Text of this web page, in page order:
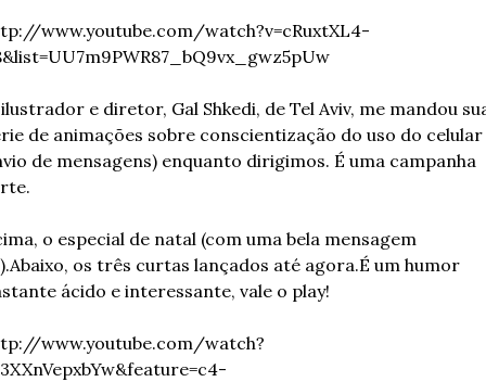
www.youtube.com/watch?v=cRuxtXL4-
e diretor, Gal Shkedi, de Tel Aviv, me mandou
de animações sobre conscientização do uso do celular
de mensagens) enquanto dirigimos. É uma campanha
o especial de natal (com uma bela mensagem
Abaixo, os três curtas lançados até agora.É um humor
ácido e interessante, vale o play!
www.youtube.com/watch?